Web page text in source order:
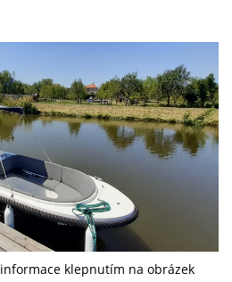
klepnutím na obrázek